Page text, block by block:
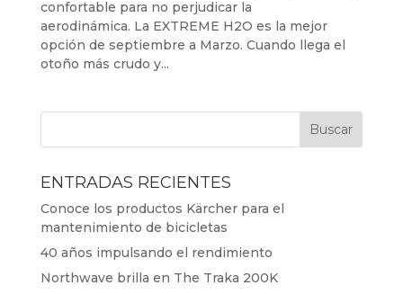
confortable para no perjudicar la
aerodinámica. La EXTREME H2O es la mejor
opción de septiembre a Marzo. Cuando llega el
otoño más crudo y...
ENTRADAS RECIENTES
Conoce los productos Kärcher para el
mantenimiento de bicicletas
40 años impulsando el rendimiento
Northwave brilla en The Traka 200K